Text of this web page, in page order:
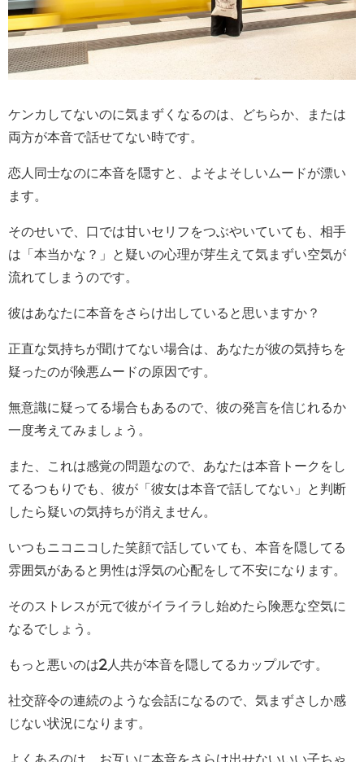
ケンカしてないのに気まずくなるのは、どちらか、または
両方が本音で話せてない時です。
恋人同士なのに本音を隠すと、よそよそしいムードが漂い
ます。
そのせいで、口では甘いセリフをつぶやいていても、相手
は「本当かな？」と疑いの心理が芽生えて気まずい空気が
流れてしまうのです。
彼はあなたに本音をさらけ出していると思いますか？
正直な気持ちが聞けてない場合は、あなたが彼の気持ちを
疑ったのが険悪ムードの原因です。
無意識に疑ってる場合もあるので、彼の発言を信じれるか
一度考えてみましょう。
また、これは感覚の問題なので、あなたは本音トークをし
てるつもりでも、彼が「彼女は本音で話してない」と判断
したら疑いの気持ちが消えません。
いつもニコニコした笑顔で話していても、本音を隠してる
雰囲気があると男性は浮気の心配をして不安になります。
そのストレスが元で彼がイライラし始めたら険悪な空気に
なるでしょう。
もっと悪いのは2人共が本音を隠してるカップルです。
社交辞令の連続のような会話になるので、気まずさしか感
じない状況になります。
よくあるのは、お互いに本音をさらけ出せないいい子ちゃ